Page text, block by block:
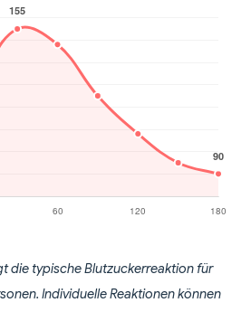
die typische Blutzuckerreaktion für
Individuelle Reaktionen können